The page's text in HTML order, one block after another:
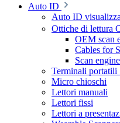
Auto ID
Auto ID visualizza
Ottiche di lettura
OEM scan
Cables for
Scan
Terminali portatili
Micro chioschi
Lettori manuali
Lettori fissi
Lettori a